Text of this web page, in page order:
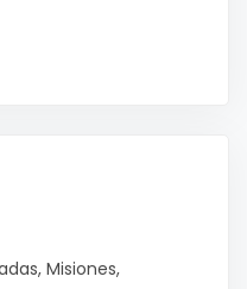
Misiones,